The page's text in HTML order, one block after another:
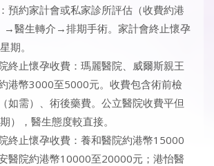
預約家計會或私家診所評估（收費約港
→醫生轉介→排期手術。家計會終止懷孕
期。
終止懷孕收費：瑪麗醫院、威爾斯親王
港幣3000至5000元。收費包含術前檢
如需）、術後藥費。公立醫院收費平但
），醫生態度較直接。
終止懷孕收費：養和醫院約港幣15000
醫院約港幣10000至20000元；港怡醫